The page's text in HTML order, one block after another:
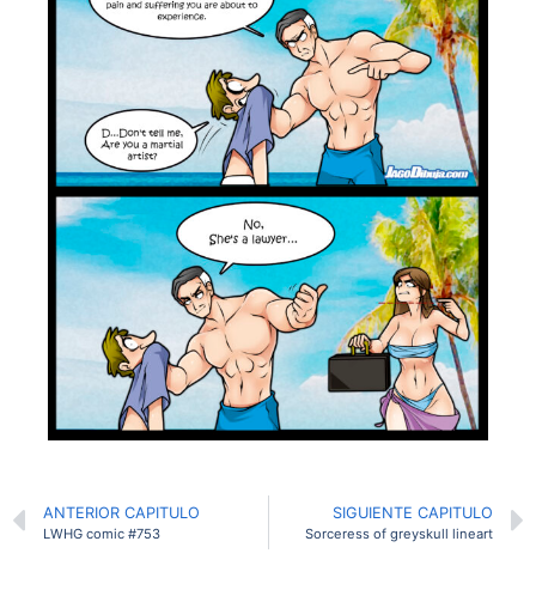
ANTERIOR CAPITULO
LWHG comic #753
SIGUIENTE CAPITULO
Sorceress of greyskull lineart